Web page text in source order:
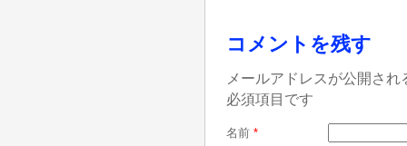
コメントを残す
メールアドレスが公開さ
必須項目です
名前 *